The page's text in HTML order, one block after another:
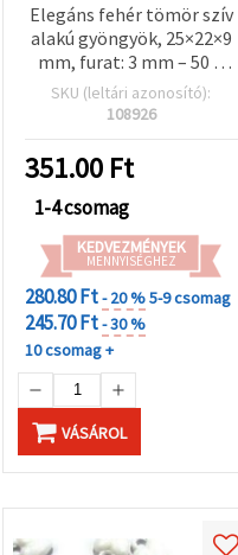
Elegáns fehér tömör szív
alakú gyöngyök, 25×22×9
mm, furat: 3 mm – 50 g
(~20 db), romantikus
nyakláncokhoz és kreatív
SKU (leltári azonosító):
108926
351.00 Ft
1-4 csomag
KEDVEZMÉNYEK
MENNYISÉGHEZ
280.80 Ft- 20 %5-9 csomag
245.70 Ft- 30 %
10 csomag +
VÁSÁROL